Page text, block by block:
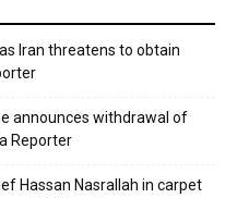
Iran threatens to obtain
announces withdrawal of
Reporter
Hassan Nasrallah in carpet